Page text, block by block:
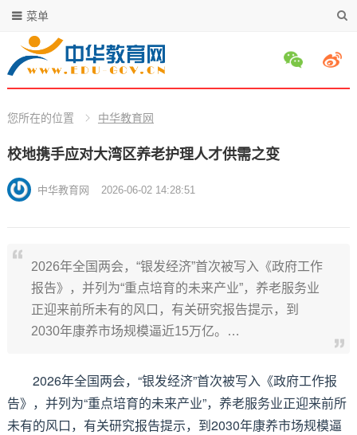
菜单
您所在的位置 中华教育网
校地携手应对大湾区养老护理人才供需之变
中华教育网 2026-06-02 14:28:51
2026年全国两会，“银发经济”首次被写入《政府工作
报告》‌，并列为“重点培育的未来产业”，养老服务业
正迎来前所未有的风口，有关研究报告提示，到
2030年康养市场规模逼近15万亿。…
2026年全国两会，“银发经济”首次被写入《政府工作报
告》‌，并列为“重点培育的未来产业”，养老服务业正迎来前所
未有的风口，有关研究报告提示，到2030年康养市场规模逼